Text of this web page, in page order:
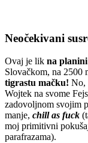
Neočekivani
Ovaj je lik na
Slovačkom, na 2500
tigrastu mačku! No,
Wojtek na svome
zadovoljnom svojim
manje, chill as fuck
moj primitivni
parafrazama).